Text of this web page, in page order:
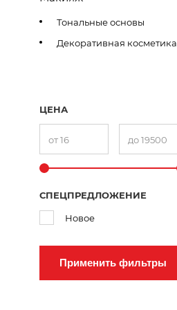
Тональные основы
Декоративная косметика
ЦЕНА
СПЕЦПРЕДЛОЖЕНИЕ
Новое
Применить фильтры